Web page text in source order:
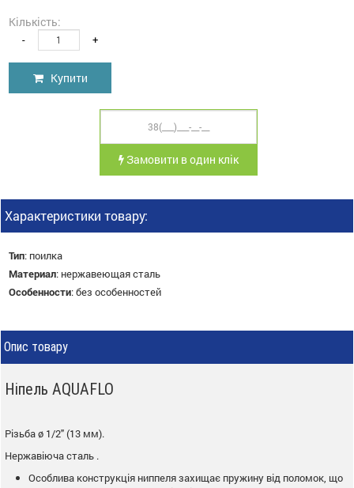
Кількість:
- +
Купити
Замовити в один клік
Характеристики товару:
Тип: поилка
Материал: нержавеющая сталь
Особенности:без особенностей
Опис товару
Ніпель AQUAFLO
Різьба ø 1/2" (13 мм).
Нержавіюча сталь .
Особлива конструкція ниппеля захищає пружину від поломок, що